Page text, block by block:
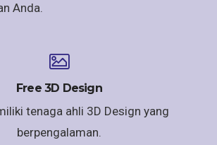
Anda.
Free 3D Design
tenaga ahli 3D Design yang
berpengalaman.